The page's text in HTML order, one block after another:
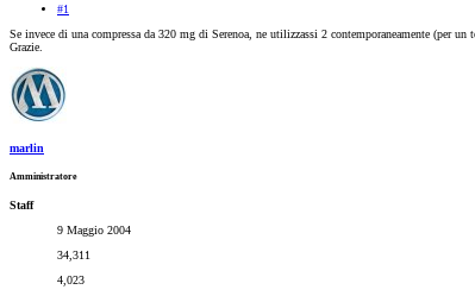
#1
Se invece di una compressa da 320 mg di Serenoa, ne utilizzassi 2 contemporaneamente (per
Grazie.
marlin
Amministratore
Staff
9 Maggio 2004
34,311
4,023